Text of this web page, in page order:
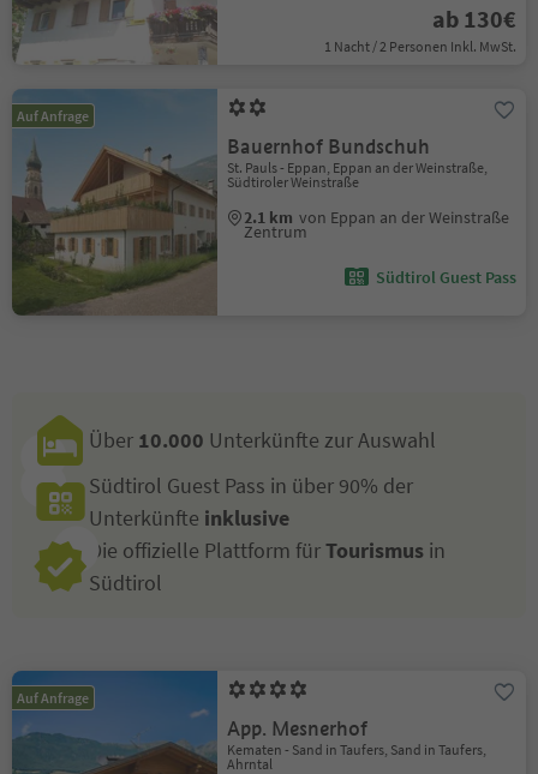
ab 130€
1 Nacht / 2 Personen Inkl. MwSt.
Auf Anfrage
Bauernhof Bundschuh
St. Pauls - Eppan, Eppan an der Weinstraße,
Südtiroler Weinstraße
2.1 km von Eppan an der Weinstraße
Zentrum
Südtirol Guest Pass
Über 10.000 Unterkünfte zur Auswahl
Südtirol Guest Pass in über 90% der
Unterkünfte inklusive
Die offizielle Plattform fürTourismus in
Südtirol
Auf Anfrage
App. Mesnerhof
Kematen - Sand in Taufers, Sand in Taufers,
Ahrntal